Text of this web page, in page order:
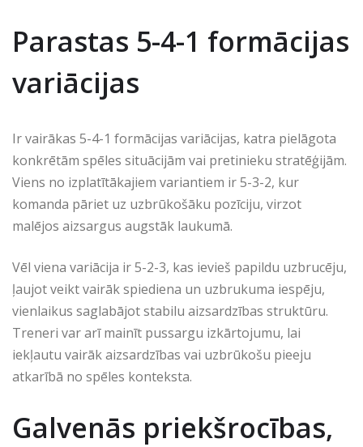
Parastas 5-4-1 formācijas
variācijas
Ir vairākas 5-4-1 formācijas variācijas, katra pielāgota
konkrētām spēles situācijām vai pretinieku stratēģijām.
Viens no izplatītākajiem variantiem ir 5-3-2, kur
komanda pāriet uz uzbrūkošāku pozīciju, virzot
malējos aizsargus augstāk laukumā.
Vēl viena variācija ir 5-2-3, kas ievieš papildu uzbrucēju,
ļaujot veikt vairāk spiediena un uzbrukuma iespēju,
vienlaikus saglabājot stabilu aizsardzības struktūru.
Treneri var arī mainīt pussargu izkārtojumu, lai
iekļautu vairāk aizsardzības vai uzbrūkošu pieeju
atkarībā no spēles konteksta.
Galvenās priekšrocības,